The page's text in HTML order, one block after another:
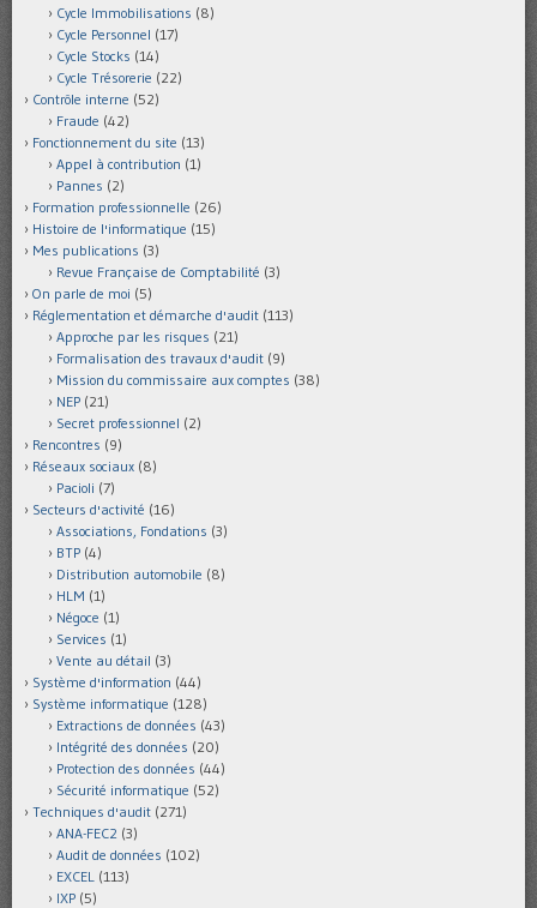
Cycle Immobilisations (8)
Cycle Personnel (17)
Cycle Stocks (14)
Cycle Trésorerie (22)
Contrôle interne (52)
Fraude (42)
Fonctionnement du site (13)
Appel à contribution (1)
Pannes (2)
Formation professionnelle (26)
Histoire de l'informatique (15)
Mes publications (3)
Revue Française de Comptabilité (3)
On parle de moi (5)
Réglementation et démarche d'audit (113)
Approche par les risques (21)
Formalisation des travaux d'audit (9)
Mission du commissaire aux comptes (38)
NEP (21)
Secret professionnel (2)
Rencontres (9)
Réseaux sociaux (8)
Pacioli (7)
Secteurs d'activité (16)
Associations, Fondations (3)
BTP (4)
Distribution automobile (8)
HLM (1)
Négoce (1)
Services (1)
Vente au détail (3)
Système d'information (44)
Système informatique (128)
Extractions de données (43)
Intégrité des données (20)
Protection des données (44)
Sécurité informatique (52)
Techniques d'audit (271)
ANA-FEC2 (3)
Audit de données (102)
EXCEL (113)
IXP (5)